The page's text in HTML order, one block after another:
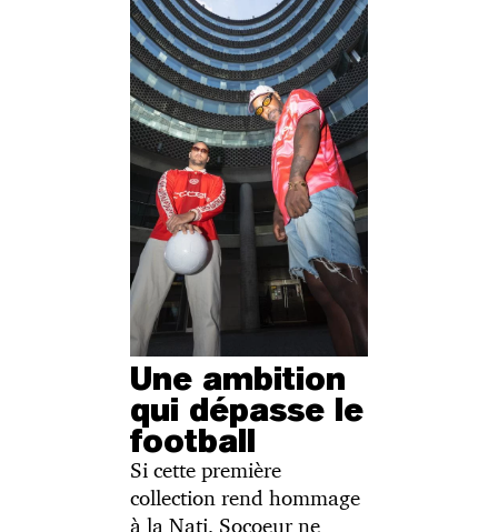
Une ambition
qui dépasse le
football
Si cette première
collection rend hommage
à la Nati, Socoeur ne